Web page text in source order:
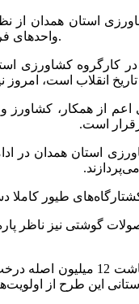
استان همدان از
واحدهای فرآوری گوشت و محصولات گوشتی نیز ناظر پاره وقت شرعی حضور دارد.
کارگروه کشاورزی
از همکار،
است.
طیور
گوشتی نیز ناظر
وی در بخش دیگر از سخنانش
این طرح از